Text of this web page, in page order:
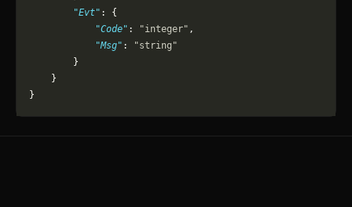
        "Evt"
: {
            "Code"
: "integer" ,
            "Msg"
:
"string"
        }
    }
}